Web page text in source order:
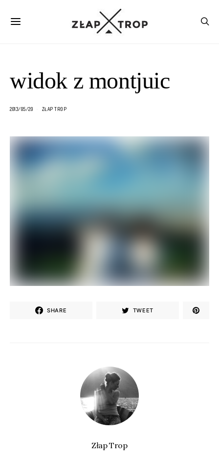
widok z montjuic
2013/05/20 ZŁAP TROP
SHARE TWEET
Złap Trop